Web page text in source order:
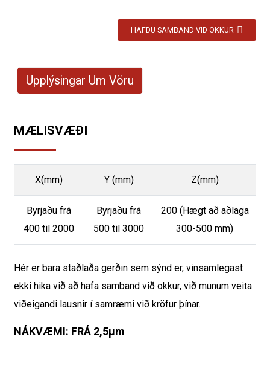
HAFÐU SAMBAND VIÐ OKKUR
Upplýsingar Um Vöru
MÆLISVÆÐI
X(mm) Y (mm) Z(mm)
Byrjaðu frá
400 til 2000
Byrjaðu frá
500 til 3000
200 (Hægt að aðlaga
300-500 mm)
Hér er bara staðlaða gerðin sem sýnd er, vinsamlegast
ekki hika við að hafa samband við okkur, við munum veita
viðeigandi lausnir í samræmi við kröfur þínar.
NÁKVÆMI: FRÁ 2,5µm